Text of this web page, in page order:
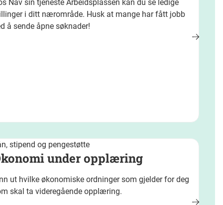
Nav sin tjeneste Arbeidsplassen kan du se ledige
i ditt nærområde. Husk at mange har fått jobb
å sende åpne søknader!
stipend og pengestøtte
under opplæring
ut hvilke økonomiske ordninger som gjelder for deg
skal ta videregående opplæring.